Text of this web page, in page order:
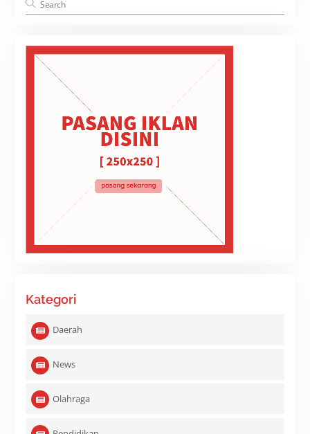
Kategori
Daerah
News
Olahraga